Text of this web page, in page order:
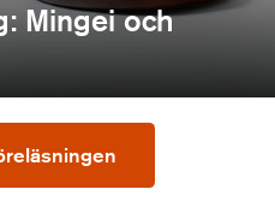
Mingei och